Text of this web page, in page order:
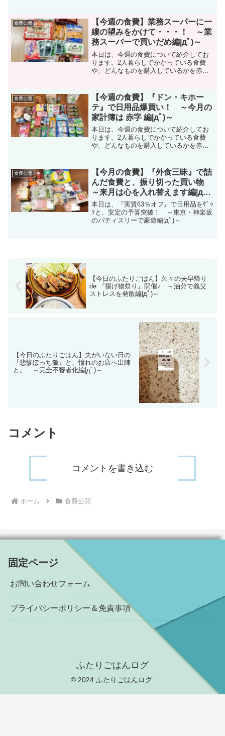
食費公開
【今週の食費】業務スーパーに一
縷の望みをかけて・・・！ ～業
務スーパーで買いだめ編|дﾟ)～
本日は、今週の食費について紹介してお
ります。2人暮らしでかかっている食費
や、どんなものを購入しているかを赤
食費公開
【今週の食費】『ドン・キホー
テ』で日用品爆買い！ ～今月の
家計簿は 赤字 編|дﾟ)～
本日は、今週の食費について紹介してお
ります。2人暮らしでかかっている食費
や、どんなものを購入しているかを赤
食費公開
【今月の食費】『外食三昧』で詰
んだ食費と、振り切った買い物
～来月は心を入れ替えます編|дﾟ)
～
本日は、『実質63％オフ』で日用品をｹﾞｯ
ﾂと、安定の予算突破！ ～東京・神楽坂
のパティスリーで豪遊編|дﾟ)～
【今日のふたりごはん】久々の夫早帰り
de 『揚げ物祭り』開催♪ ～油分で義父
ストレスを発散編|дﾟ)～
【今日のふたりごはん】夫がいない日の
『悲惨ぼっち飯』と、憧れのお店へ出陣
と。 ～完全不審者化編|дﾟ)～
コメント
コメントを書き込む
ホーム 食費公開
固定ページ
お問い合わせフォーム
プライバシーポリシー＆免責事項
ふたりごはんログ
© 2024 ふたりごはんログ.